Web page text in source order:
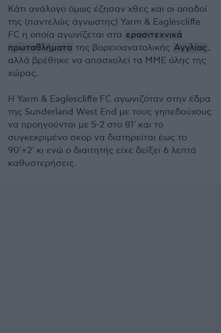
Κάτι ανάλογο όμως έζησαν χθες και οι οπαδοί
της (παντελώς άγνωστης) Yarm & Eaglescliffe
FC η οποία αγωνίζεται στα ερασιτεχνικά
πρωταθλήματα της βορειοανατολικής Αγγλίας,
αλλά βρέθηκε να απασχολεί τα ΜΜΕ όλης της
χώρας.
Η Yarm & Eaglescliffe FC αγωνιζόταν στην έδρα
της Sunderland West End με τους γηπεδούχους
να προηγούνται με 5-2 στο 81' και το
συγκεκριμένο σκορ να διατηρείται έως το
90'+2' κι ενώ ο διαιτητής είχε δείξει 6 λεπτά
καθυστερήσεις.